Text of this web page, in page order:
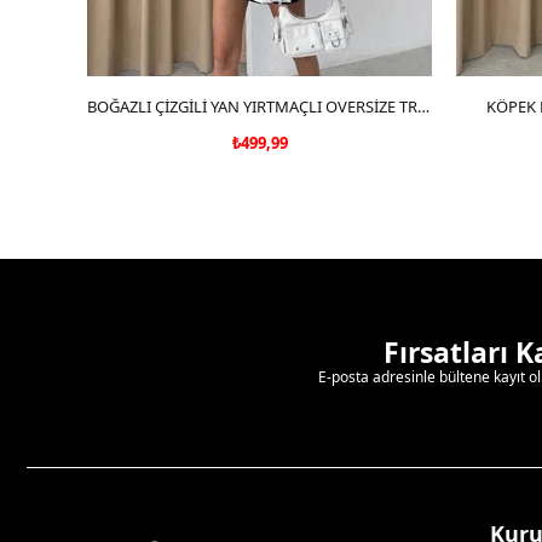
SEPETE EKLE
BOĞAZLI ÇİZGİLİ YAN YIRTMAÇLI OVERSİZE TRİKO KAZAK SİYAH
₺499,99
KÖPEK
Fırsatları
E-posta adresinle bültene kayıt